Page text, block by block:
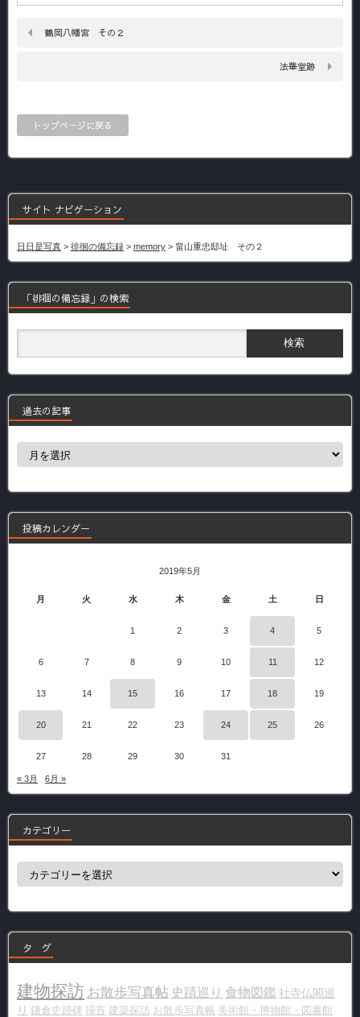
鶴岡八幡宮 その２
法華堂跡
トップページに戻る
サイト ナビゲーション
日日是写真 > 徘徊の備忘録 > memory > 畠山重忠邸址 その２
「徘徊の備忘録」の検索
過去の記事
過
事
投稿カレンダー
2019年5月
月 火 水 木 金 土 日
1 2 3 4 5
6 7 8 9 10 11 12
13 14 15 16 17 18 19
20 21 22 23 24 25 26
27 28 29 30 31
« 3月 6月 »
カテゴリー
カ
ー
タ グ
建物探訪 お散歩写真帖 史蹟巡り 食物図鑑 社寺仏閣巡
り 鎌倉史跡碑 掃苔 建築探訪 お散歩写真帳 美術館・博物館・図書館